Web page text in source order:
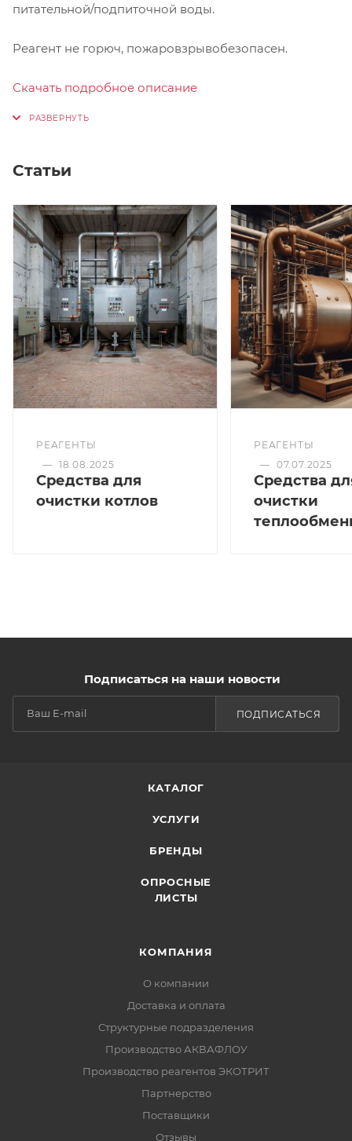
питательной/подпиточной воды.
Реагент не горюч, пожаровзрывобезопасен.
Скачать подробное описание
Статьи
РЕАГЕНТЫ
— 18.08.2025
Средства для
очистки котлов
РЕАГЕНТЫ
— 07.07.2025
Средства
очистки
Подписаться на наши новости
ПОДПИСАТЬСЯ
КАТАЛОГ
УСЛУГИ
БРЕНДЫ
ОПРОСНЫЕ
ЛИСТЫ
КОМПАНИЯ
О компании
Доставка и оплата
Структурные подразделения
Производство АКВАФЛОУ
Производство реагентов ЭКОТРИТ
Партнерство
Поставщики
Отзывы